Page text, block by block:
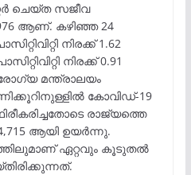
ചെയ്ത സജീവ
ആണ്. കഴിഞ്ഞ 24
നിരക്ക് 1.62
നിരക്ക് 0.91
മന്ത്രാലയം
കോവിഡ്-19
രാജ്യത്തെ
ആയി ഉയർന്നു.
ഏറ്റവും കൂടുതൽ